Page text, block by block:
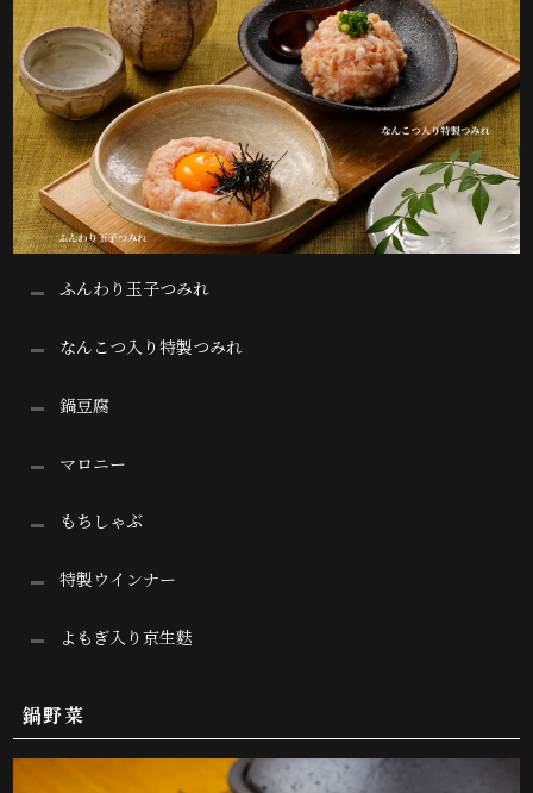
ふんわり玉子つみれ
なんこつ入り特製つみれ
鍋豆腐
マロニー
もちしゃぶ
特製ウインナー
よもぎ入り京生麩
鍋野菜